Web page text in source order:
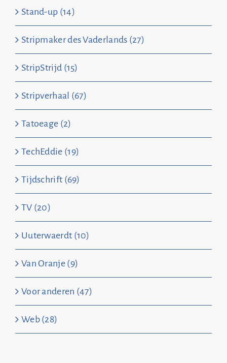
Stand-up (14)
Stripmaker des Vaderlands (27)
StripStrijd (15)
Stripverhaal (67)
Tatoeage (2)
TechEddie (19)
Tijdschrift (69)
TV (20)
Uuterwaerdt (10)
Van Oranje (9)
Voor anderen (47)
Web (28)